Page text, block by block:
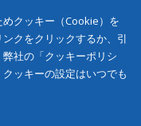
クッキー（Cookie）を
クをクリックするか、引
社の「クッキーポリシ
ッキーの設定はいつでも